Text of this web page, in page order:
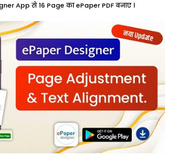
App से 16 Page का ePaper PDF बनाए ।